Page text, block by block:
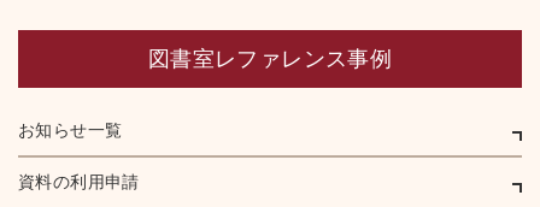
図書室レファレンス事例
お知らせ一覧
資料の利用申請